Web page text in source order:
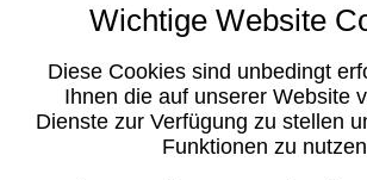
Wichtige Website
Diese Cookies sind unbedingt
Ihnen die auf unserer Website
Dienste zur Verfügung zu stellen
Funktionen zu